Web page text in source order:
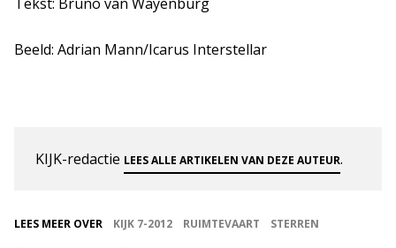
Beeld: Adrian Mann/Icarus Interstellar
KIJK-redactie LEES ALLE ARTIKELEN VAN DEZE AUTEUR.
LEES MEER OVER KIJK 7-2012 RUIMTEVAART
STERREN